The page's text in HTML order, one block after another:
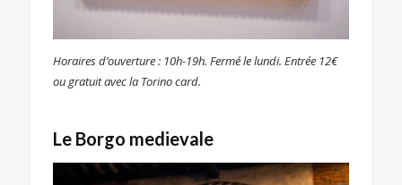
Horaires d’ouverture : 10h-19h. Fermé le lundi. Entrée 12€
ou gratuit avec la Torino card.
Le Borgo medievale